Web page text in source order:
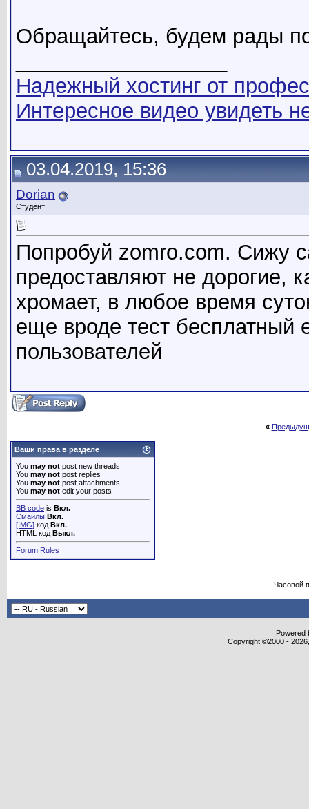
Обращайтесь, будем рады
Надежный хостинг от
Интересное видео увидеть
03.04.2019, 15:36
Dorian
Студент
Попробуй zomro.com. Сижу
предоставляют не дорогие,
хромает, в любое время
еще вроде тест бесплатный
пользователей
«
Ваши права в разделе
You may not post new threads
You may not post replies
You may not post attachments
You may not edit your posts
BB code is Вкл.
Смайлы Вкл.
[IMG] код Вкл.
HTML код Выкл.
Forum Rules
Часовой
Powered
Copyright ©2000 -